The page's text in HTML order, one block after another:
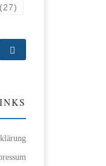
(27)
SUCHE